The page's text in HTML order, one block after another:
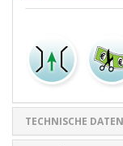
TECHNISCHE DATEN